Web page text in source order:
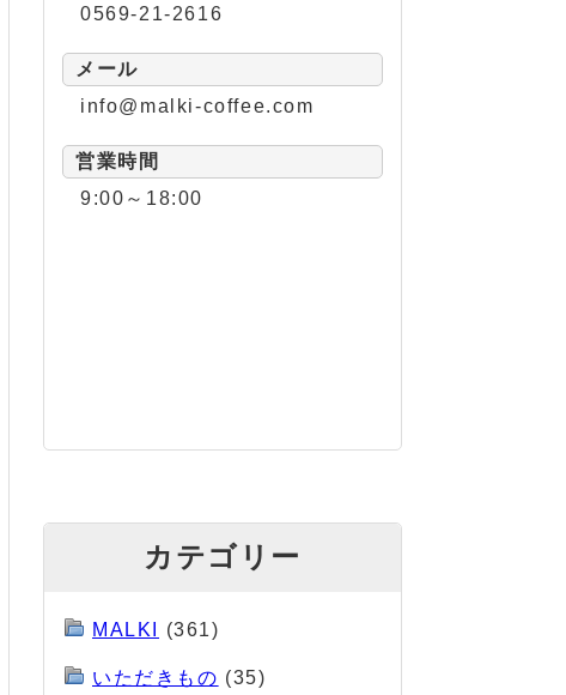
0569-21-2616
メール
info@malki-coffee.com
営業時間
9:00～18:00
カテゴリー
MALKI (361)
いただきもの (35)